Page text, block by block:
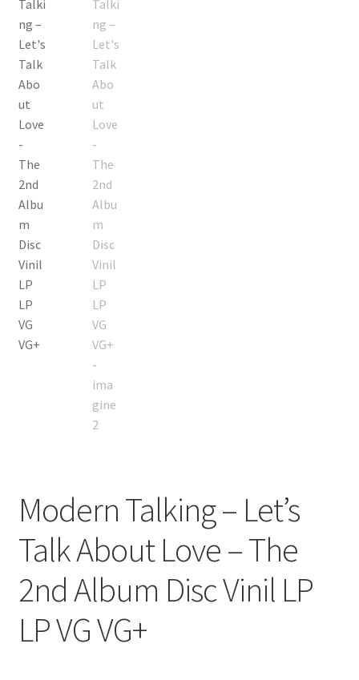
Oferta lunii
Modern Talking – Let’s
Talk About Love – The
2nd Album Disc Vinil LP
LP VG VG+